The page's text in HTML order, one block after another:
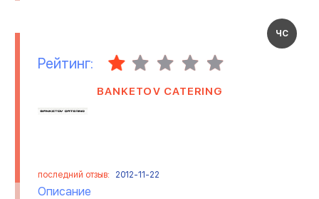
ЧС
Рейтинг:
BANKETOV CATERING
последний отзыв: 2012-11-22
Описание